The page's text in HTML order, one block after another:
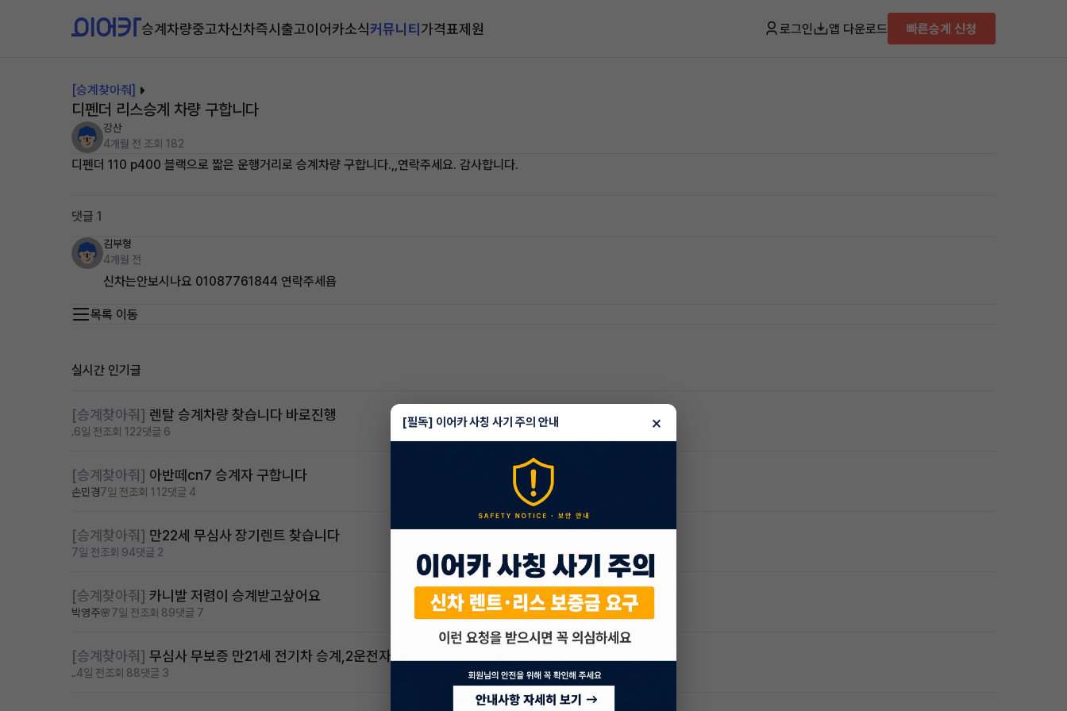
승계차량중고차신차즉시출고이어카소식커뮤니티가격표제원 로그인 앱 다운로드 빠른승계 신청
[승계찾아줘]
디펜더 리스승계 차량 구합니다
강산
4개월 전 조회 182
디펜더 110 p400 블랙으로 짧은 운행거리로 승계차량 구합니다.,,연락주세요. 감사합니다.
댓글 1
김부형
4개월 전
신차는안보시나요 01087761844 연락주세욥
목록 이동
실시간 인기글
[승계찾아줘] 렌탈 승계차량 찾습니다 바로진행
.6일 전조회 122댓글 6
[승계찾아줘] 아반떼cn7 승계자 구합니다
손민경7일 전조회 112댓글 4
[승계찾아줘] 만22세 무심사 장기렌트 찾습니다
7일 전조회 94댓글 2
[승계찾아줘] 카니발 저렴이 승계받고샆어요
박영주🌸7일 전조회 89댓글 7
[승계찾아줘] 무심사 무보증 만21세 전기차 승계,2운전자
..4일 전조회 88댓글 3
[필독] 이어카 사칭 사기 주의 안내 ×